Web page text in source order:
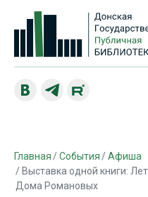
Главная События
Афиша
Выставка одной книги:
Дома Романовых